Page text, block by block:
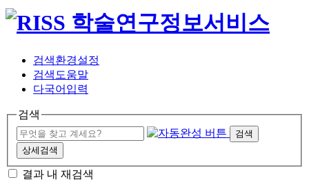
검색환경설정
검색도움말
다국어입력
검색
검색
상세검색
결과 내 재검색